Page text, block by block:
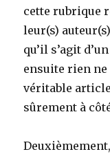
cette rubrique
leur(s)
qu’il s’agit
ensuite rien
véritable
sûrement à